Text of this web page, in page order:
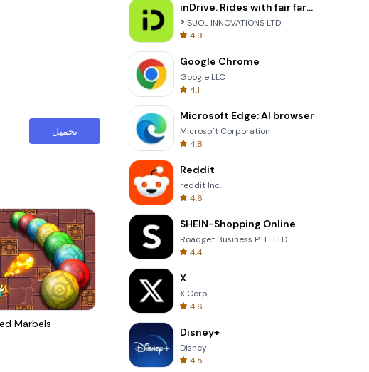
تحميل
Marbels
inDrive. Rides with fair fares
® SUOL INNOVATIONS LTD
4.9
Google Chrome
Google LLC
4.1
Microsoft Edge: AI browser
Microsoft Corporation
4.8
Reddit
reddit Inc.
4.6
SHEIN-Shopping Online
Roadget Business PTE. LTD.
4.4
X
X Corp.
4.6
Disney+
Disney
4.5